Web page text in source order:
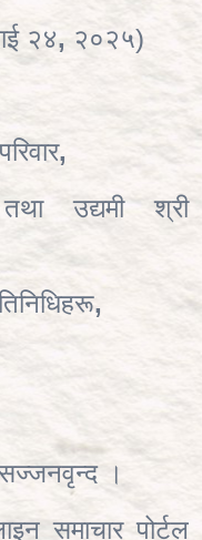
२४, २०२५)
,
उद्यमी श्री
,
।
समाचार पोर्टल